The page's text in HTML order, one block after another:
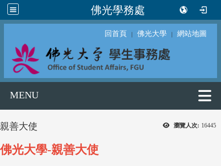
佛光學務處
回首頁 ｜ 佛光大學 ｜ 網站地圖
MENU
瀏覽人次: 16445
親善大使
佛光大學-親善大使